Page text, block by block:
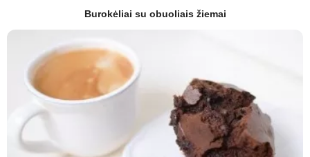
Burokėliai su obuoliais žiemai